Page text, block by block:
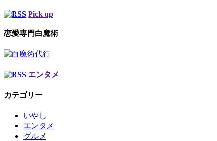
Pick up
恋愛専門白魔術
エンタメ
カテゴリー
いやし
エンタメ
グルメ